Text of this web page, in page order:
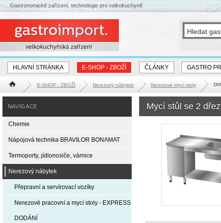
HLAVNÍ STRÁNKA E-SHOP - ZBOŽÍ ČLÁNKY GASTRO
Hlavní stránka E-SHOP - ZBOŽÍ Nerezový nábytek Nerezové mycí stoly
Mycí stůl se 2
NAVIGACE
Chemie
Nápojová technika BRAVILOR BONAMAT
Termoporty, jídlonosiče, várnice
Nerezový nábytek
Přepravní a servírovací vozíky
Nerezové pracovní a mycí stoly - EXPRESS
DODÁNÍ
Gastronomické zařízení, technologie pro velkokuchyně